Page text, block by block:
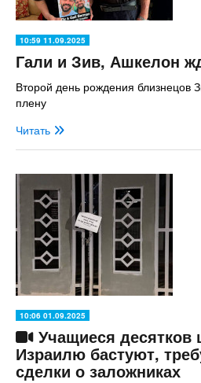
10:59 11.09.2025
Гали и Зив, Ашкелон
Второй день рождения близнецов
плену
Читать
10:06 01.09.2025
Учащиеся
Израилю бастуют,
сделки о заложниках